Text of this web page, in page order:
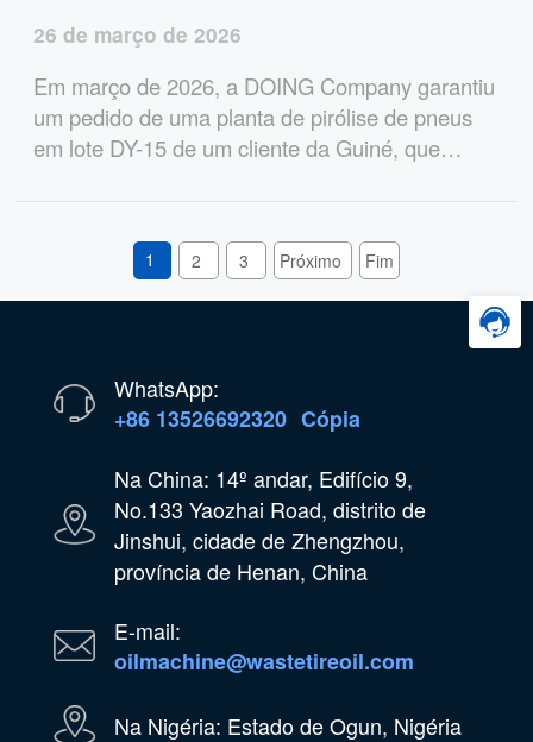
26 de março de 2026
Em março de 2026, a DOING Company garantiu
um pedido de uma planta de pirólise de pneus
em lote DY-15 de um cliente da Guiné, que
1 2 3 Próximo Fim
WhatsApp:
+86 13526692320 Cópia
Na China: 14º andar, Edifício 9,
No.133 Yaozhai Road, distrito de
Jinshui, cidade de Zhengzhou,
província de Henan, China
E-mail:
oilmachine@wastetireoil.com
Na Nigéria: Estado de Ogun, Nigéria